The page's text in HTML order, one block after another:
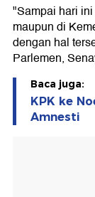
"Sampai hari
maupun di
dengan hal
Parlemen,
Baca juga:
KPK ke
Amnesti